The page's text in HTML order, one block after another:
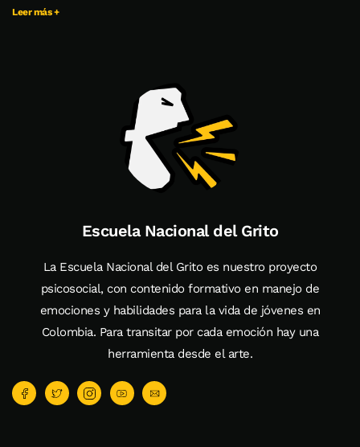
Leer más +
Escuela Nacional del Grito
La Escuela Nacional del Grito es nuestro proyecto
psicosocial, con contenido formativo en manejo de
emociones y habilidades para la vida de jóvenes en
Colombia. Para transitar por cada emoción hay una
herramienta desde el arte.